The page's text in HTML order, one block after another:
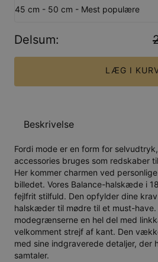
45 cm - 50 cm - Mest populære
Delsum:
LÆG I
Beskrivelse
Fordi mode er en form for
accessories bruges som redskaber
Her kommer charmen ved
billedet. Vores Balance-halskæde i
fejlfrit stilfuld. Den opfylder dine
halskæder til mødre til et must-
modegrænserne en hel del med
velkomment strejf af kant. Den
med sine indgraverede detaljer, der
samtaler.